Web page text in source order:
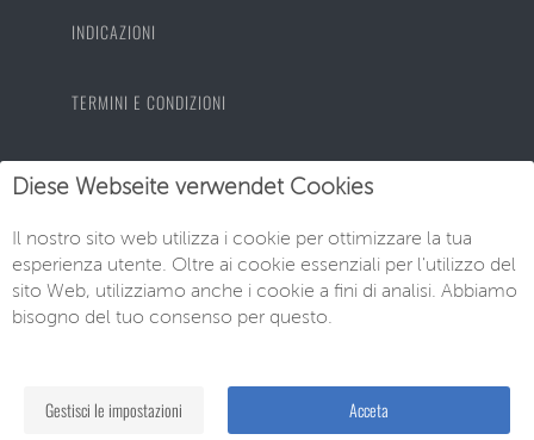
INDICAZIONI
TERMINI E CONDIZIONI
PROTEZIONE DEI DATI
IMPRONTA
© EU-Neuwagen Knott GmbH
Diese Webseite verwendet Cookies
Il nostro sito web utilizza i cookie per ottimizzare la tua
esperienza utente. Oltre ai cookie essenziali per l'utilizzo del
sito Web, utilizziamo anche i cookie a fini di analisi. Abbiamo
bisogno del tuo consenso per questo.
Acceta
Gestisci le impostazioni